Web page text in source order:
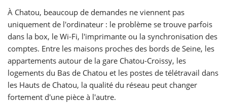
À Chatou, beaucoup de demandes ne viennent pas
uniquement de l'ordinateur : le problème se trouve parfois
dans la box, le Wi-Fi, l'imprimante ou la synchronisation des
comptes. Entre les maisons proches des bords de Seine, les
appartements autour de la gare Chatou-Croissy, les
logements du Bas de Chatou et les postes de télétravail dans
les Hauts de Chatou, la qualité du réseau peut changer
fortement d'une pièce à l'autre.